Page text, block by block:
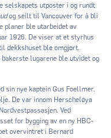
selskapets utposter i og rundt
og seilt til Vancouver for å bli
planer ble utarbeidet av
1926. De viser at et styrhus
dekkshuset ble omgjort.
lugarene ble utvidet og
sin nye kaptein Gus Foellmer.
De var innom Herscheløya
Ved
for bygging av en ny HBC-
overvintret i Bernard